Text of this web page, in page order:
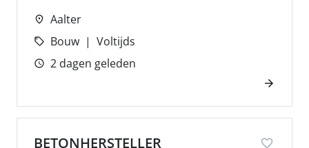
Aalter
Bouw
Voltijds
2 dagen geleden
BETONHERSTELLER